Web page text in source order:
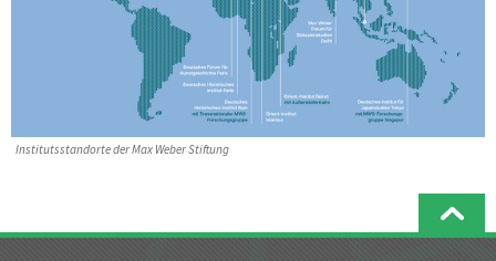
Institutsstandorte der Max Weber Stiftung